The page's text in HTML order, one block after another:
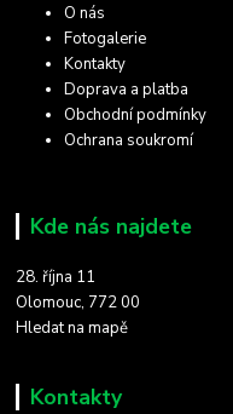
O nás
Fotogalerie
Kontakty
Doprava a platba
Obchodní podmínky
Ochrana soukromí
Kde nás najdete
28. října 11
Olomouc, 772 00
Hledat na mapě
Kontakty